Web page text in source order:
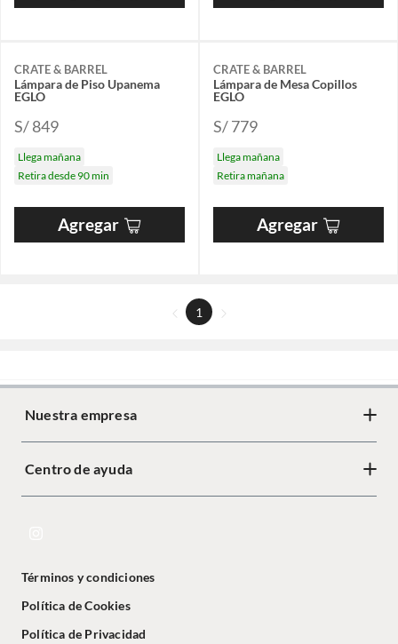
CRATE & BARREL
Lámpara de Piso Upanema
EGLO
S/ 849
Llega mañana
Retira desde 90 min
Agregar
CRATE & BARREL
Lámpara de Mesa Copillos
EGLO
S/ 779
Llega mañana
Retira mañana
Agregar
1
Nuestra empresa
Centro de ayuda
Términos y condiciones
Política de Cookies
Política de Privacidad